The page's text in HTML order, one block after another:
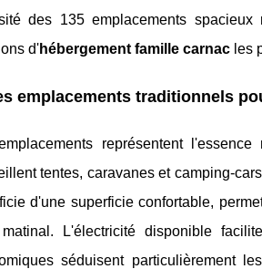
des 135 emplacements
d'hébergement famille carnac les
emplacements traditionnels
représentent l'essence
tentes, caravanes et camping-
d'une superficie confortable,
L'électricité disponible
séduisent particulièrement